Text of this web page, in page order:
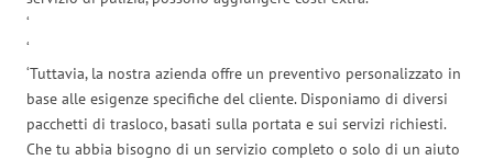
‘
‘
‘Tuttavia, la nostra azienda offre un preventivo personalizzato in
base alle esigenze specifiche del cliente. Disponiamo di diversi
pacchetti di trasloco, basati sulla portata e sui servizi richiesti.
Che tu abbia bisogno di un servizio completo o solo di un aiuto